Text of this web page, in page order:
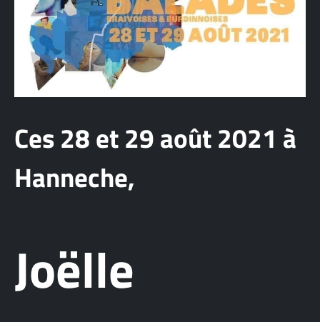
Ces 28 et 29 août 2021 à
Hanneche,
Joëlle